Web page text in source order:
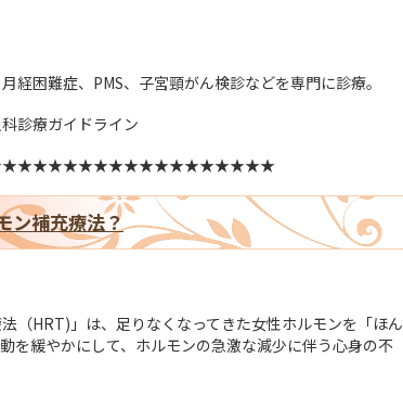
経困難症、PMS、子宮頸がん検診などを専門に診療。
診療ガイドライン
ン補充療法？
（HRT)」は、足りなくなってきた女性ホルモンを「ほん
を緩やかにして、ホルモンの急激な減少に伴う心身の不